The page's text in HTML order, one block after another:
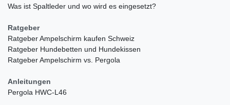
Was ist Spaltleder und wo wird es eingesetzt?
Ratgeber
Ratgeber Ampelschirm kaufen Schweiz
Ratgeber Hundebetten und Hundekissen
Ratgeber Ampelschirm vs. Pergola
Anleitungen
Pergola HWC-L46